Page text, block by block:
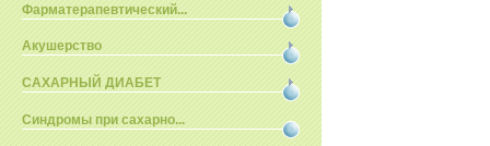
Фарматерапевтический...
Акушерство
САХАРНЫЙ ДИАБЕТ
Синдромы при сахарно...